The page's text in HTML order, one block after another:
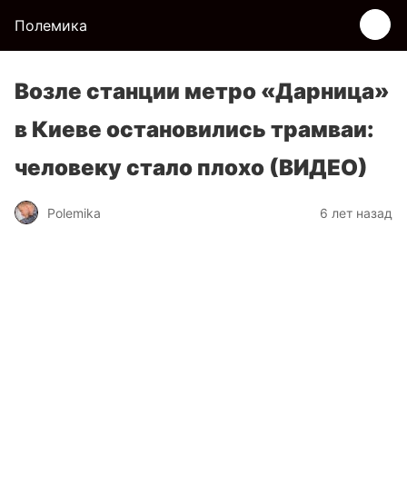
Полемика
Возле станции метро «Дарница»
в Киеве остановились трамваи:
человеку стало плохо (ВИДЕО)
Polemika 6 лет назад